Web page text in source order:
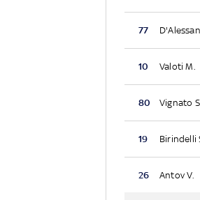
77
10 Valoti M.
80 Vignato S.
19 Birindelli
26 Antov V.